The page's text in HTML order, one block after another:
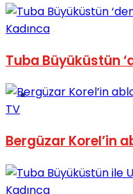
Tatil
Kadınca
Tuba Büyüküstün
TV
Bergüzar Korel’in
Kadınca